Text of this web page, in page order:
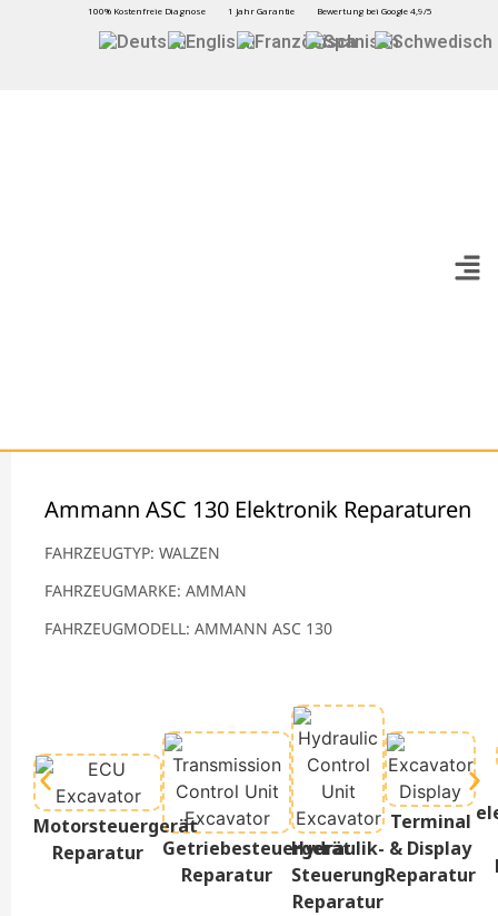
100% Kostenfreie Diagnose 1 Jahr Garantie Bewertung bei Google 4,9/5
Ammann ASC 130 Elektronik Reparaturen
FAHRZEUGTYP: WALZEN
FAHRZEUGMARKE: AMMAN
FAHRZEUGMODELL: AMMANN ASC 130
Motorsteuergerät
Reparatur
Getriebesteuergerät
Reparatur
Hydraulik-
Steuerung
Reparatur
Terminal
& Display
Reparatur